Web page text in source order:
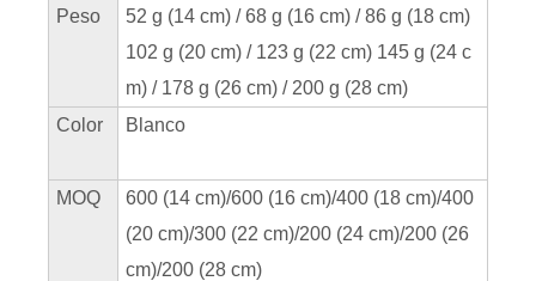
Peso
52 g (14 cm) / 68 g (16 cm) / 86 g (18 cm)
102 g (20 cm) / 123 g (22 cm) 145 g (24 c
m) / 178 g (26 cm) / 200 g (28 cm)
Color
Blanco
MOQ
600 (14 cm)/600 (16 cm)/400 (18 cm)/400
(20 cm)/300 (22 cm)/200 (24 cm)/200 (26
cm)/200 (28 cm)